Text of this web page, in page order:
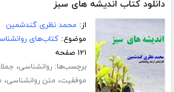
دانلود کتاب اندیشه های سبز
از: محمد نظری گندشمین
موضوع:کتاب‌های
۱۲۱ صفحه
برچسب‌ها:روانشناسی،
موفقیت، متن روانشناسی،